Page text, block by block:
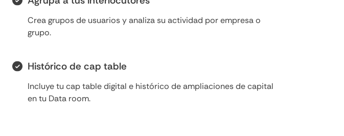
Crea grupos de usuarios y analiza su actividad por empresa o
grupo.
Histórico de cap table
Incluye tu cap table digital e histórico de ampliaciones de capital
en tu Data room.